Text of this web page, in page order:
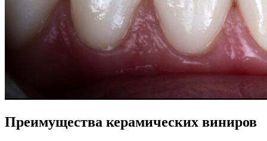
Преимущества керамических виниров